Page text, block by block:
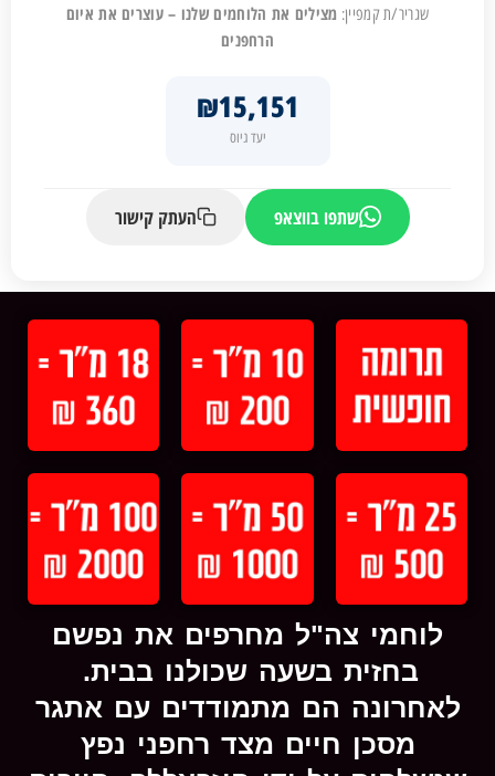
שגריר/ת קמפיין: מצילים את הלוחמים שלנו – עוצרים את איום
הרחפנים
₪15,151
יעד גיוס
שתפו בווצאפ העתק קישור
לוחמי צה"ל מחרפים את נפשם
בחזית בשעה שכולנו בבית.
לאחרונה הם מתמודדים עם אתגר
מסכן חיים מצד רחפני נפץ